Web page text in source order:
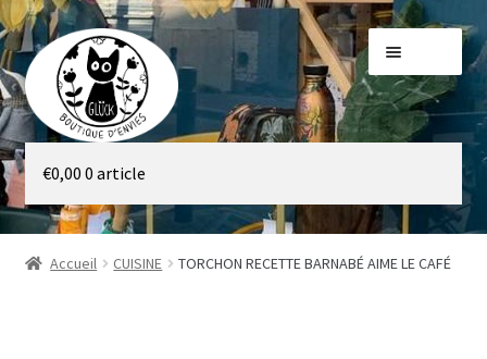
Aller
à
la
navigation
Aller
au
contenu
Galerie
Boutique
€0,00 0 article
Accueil CUISINE TORCHON RECETTE BARNABÉ AIME LE CAFÉ